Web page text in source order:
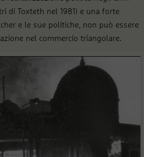
di Toxteth nel 1981) e una forte
e le sue politiche, non può essere
nel commercio triangolare.